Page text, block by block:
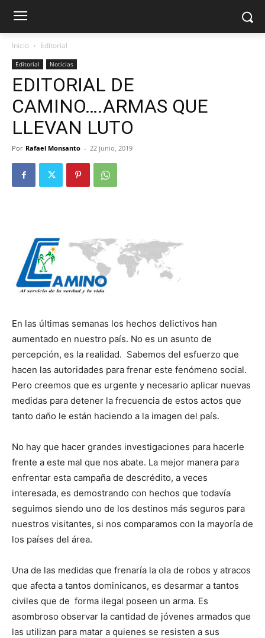
Inicio Editorial
Editorial Noticias
EDITORIAL DE
CAMINO….ARMAS QUE
LLEVAN LUTO
Por Rafael Monsanto - 22 junio, 2019
En las últimas semanas los hechos delictivos han
aumentado en nuestro país. No es un asunto de
percepción, es la realidad. Sabe­mos del esfuerzo que
hacen las autoridades para frenar este fenómeno social.
Pero creemos que es urgente y necesario aplicar nuevas
medidas para detener la frecuencia de estos actos que
tanto daño le están haciendo a la imagen del país.
No hay que hacer gran­des investigaciones para hacerle
frente a este mal que nos abate. La mejor manera para
enfrentar esta campaña de descrédito, a veces
interesada, es demos­trando con hechos que todavía
seguimos siendo uno de los destinos más seguros para
nuestros visitantes, si nos comparamos con la mayoría de
los ­países del área.
Una de las medidas que frenaría la ola de robos y atracos
que afecta a tantos dominicanos, es desarmar a tantos
civiles que de forma ilegal poseen un arma. Es
asombroso observar la cantidad de jóvenes armados que
las utilizan para matar a quienes se resisten a sus